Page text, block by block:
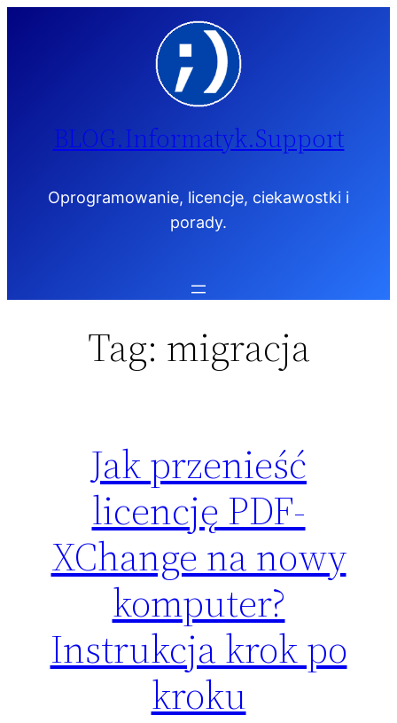
BLOG.Informatyk.Support
Oprogramowanie, licencje, ciekawostki i
porady.
Tag: migracja
Jak przenieść
licencję PDF-
XChange na nowy
komputer?
Instrukcja krok po
kroku